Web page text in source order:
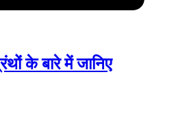
के बारे में जानिए